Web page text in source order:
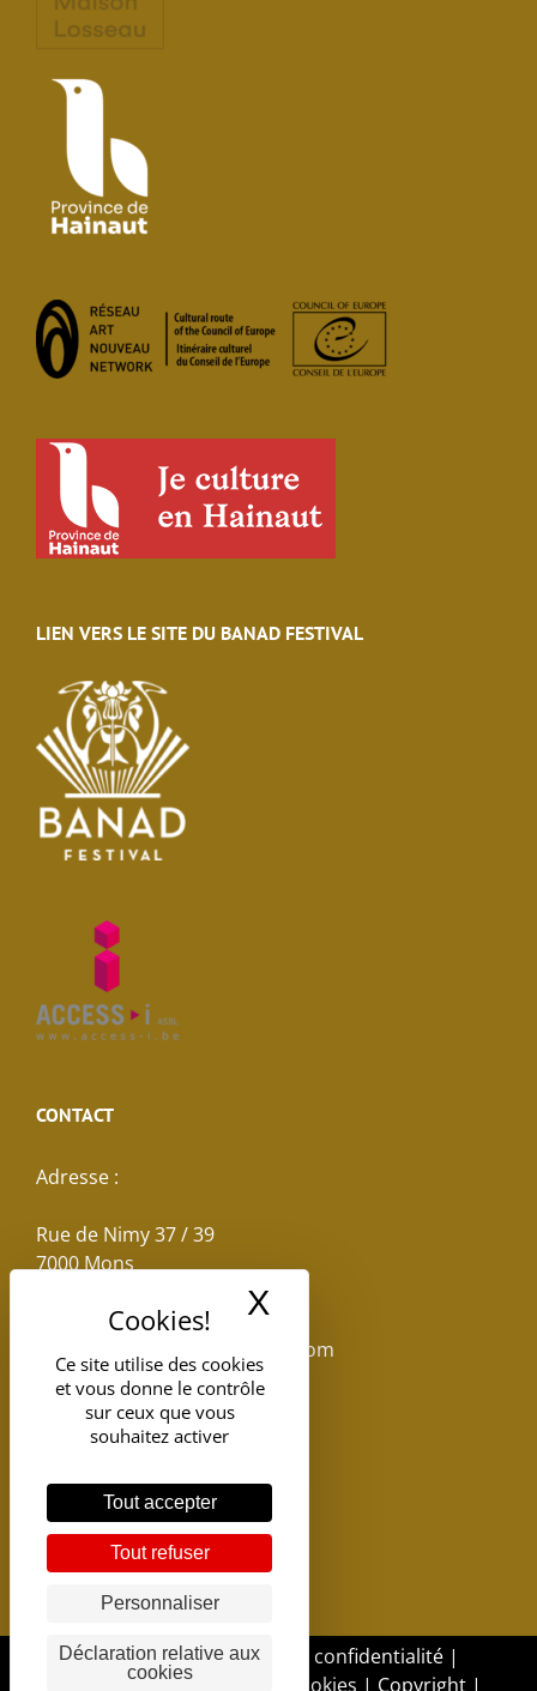
Ce site utilise des cookies
et vous donne le contrôle
sur ceux que vous
souhaitez activer
Tout accepter
Tout refuser
Personnaliser
Déclaration relative aux
cookies
X
LIEN VERS LE SITE DU BANAD FESTIVAL
CONTACT
Adresse :
Rue de Nimy 37 / 39
7000 Mons
reservations.losseau@gmail.com
Tel: +32(0)65.398.880
DGSI - 2017 |Politique de confidentialité |
Politique d'utilisation des cookies | Copyright |